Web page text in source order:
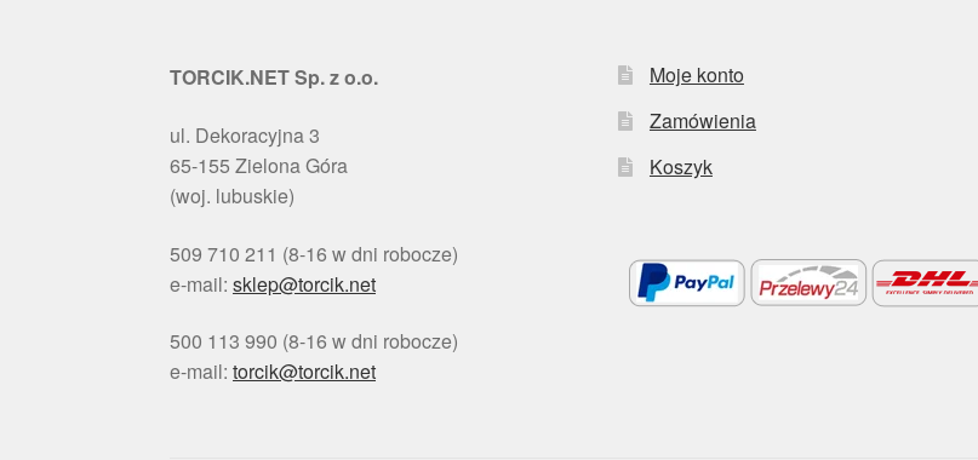
TORCIK.NET Sp. z o.o.
ul. Dekoracyjna 3
65-155 Zielona Góra
(woj. lubuskie)
509 710 211 (8-16 w dni robocze)
e-mail:sklep@torcik.net
500 113 990 (8-16 w dni robocze)
e-mail:torcik@torcik.net
Moje konto
Zamówienia
Koszyk